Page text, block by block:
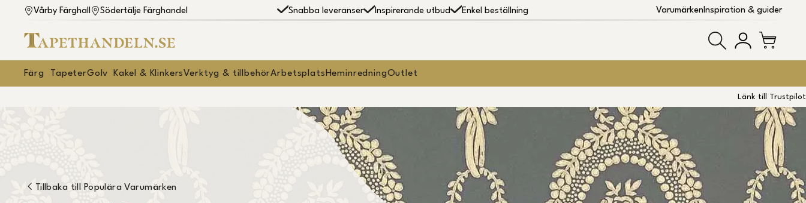
Vårby Färghall Södertälje Färghandel Snabba leveranser Inspirerande utbud Enkel beställning VarumärkenInspiration & guider
Färg TapeterGolv Kakel & KlinkersVerktyg & tillbehörArbetsplats HeminredningOutlet
Länk till Trustpilot
Tillbaka till Populära Varumärken